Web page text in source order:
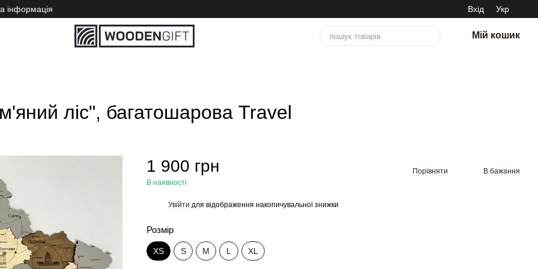
інформація Вхід Укр
Мій кошик
ліс", багатошарова Travel
1 900 грн
В наявності
Порівняти В бажання
Увійти для відображення накопичувальної знижки
Розмір
XS S M L XL